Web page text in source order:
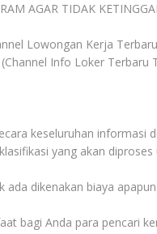
AGAR TIDAK
Lowongan Kerja
(Channel Info Loker Terbaru
keseluruhan informasi
yang akan
ada dikenakan biaya apapun
bagi Anda para pencari